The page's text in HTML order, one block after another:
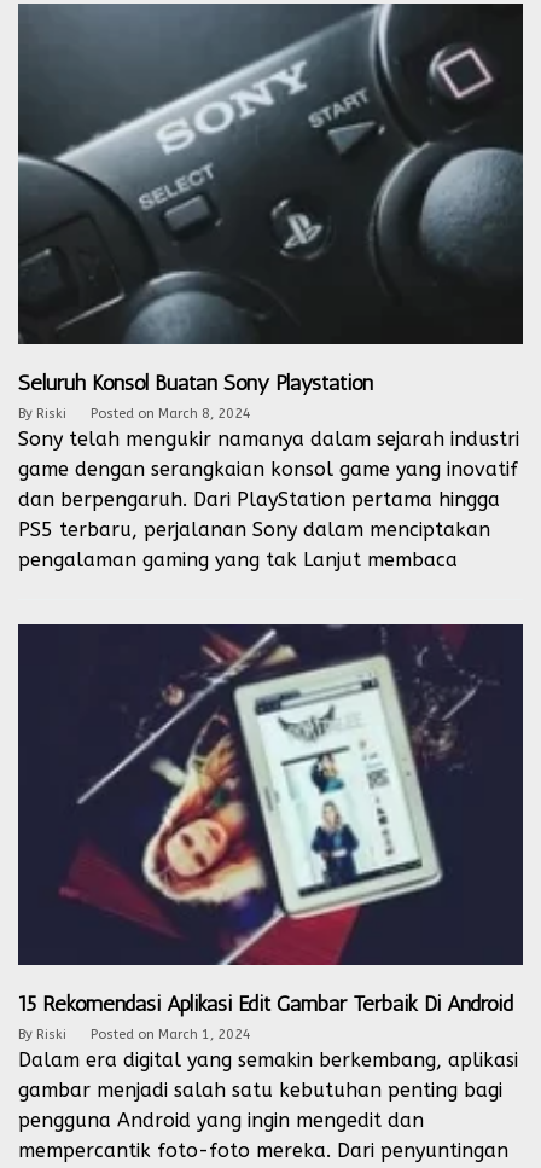
Seluruh Konsol Buatan Sony Playstation
By Riski Posted on March 8, 2024
Sony telah mengukir namanya dalam sejarah industri
game dengan serangkaian konsol game yang inovatif
dan berpengaruh. Dari PlayStation pertama hingga
PS5 terbaru, perjalanan Sony dalam menciptakan
pengalaman gaming yang tak Lanjut membaca
15 Rekomendasi Aplikasi Edit Gambar Terbaik Di Android
By Riski Posted on March 1, 2024
Dalam era digital yang semakin berkembang, aplikasi
gambar menjadi salah satu kebutuhan penting bagi
pengguna Android yang ingin mengedit dan
mempercantik foto-foto mereka. Dari penyuntingan